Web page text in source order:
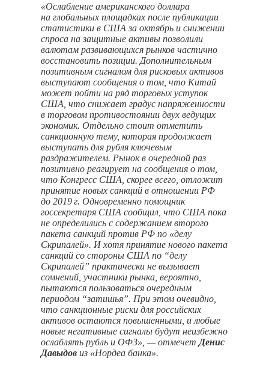
«Ослабление американского доллара
на глобальных площадках после публикации
статистики в США за октябрь и снижении
спроса на защитные активы позволили
валютам развивающихся рынков частично
восстановить позиции. Дополнительным
позитивным сигналом для рисковых активов
выступают сообщения о том, что Китай
может пойти на ряд торговых уступок
США, что снижает градус напряженности
в торговом противостоянии двух ведущих
экономик. Отдельно стоит отметить
санкционную тему, которая продолжает
выступать для рубля ключевым
раздражителем. Рынок в очередной раз
позитивно реагирует на сообщения о том,
что Конгресс США, скорее всего, отложит
принятие новых санкций в отношении РФ
до 2019 г. Одновременно помощник
госсекретаря США сообщил, что США пока
не определились с содержанием второго
пакета санкций против РФ по «делу
Скрипалей». И хотя принятие нового пакета
санкций со стороны США по “делу
Скрипалей” практически не вызывает
сомнений, участники рынка, вероятно,
пытаются пользоваться очередным
периодом “затишья”. При этом очевидно,
что санкционные риски для российских
активов остаются повышенными, и любые
новые негативные сигналы будут неизбежно
ослаблять рубль и ОФЗ», — отмечет Денис
Давыдов из «Нордеа банка».